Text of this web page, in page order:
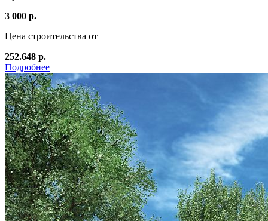
3 000 р.
Цена строительства от
252.648 р.
Подробнее